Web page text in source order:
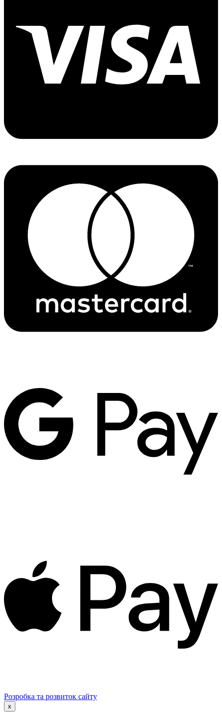
Розробка та розвиток сайту
x